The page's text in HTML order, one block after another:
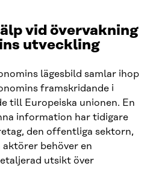
vid övervakning
utveckling
lägesbild samlar ihop
framskridande i
till Europeiska unionen. En
information har tidigare
den offentliga sektorn,
behöver en
utsikt över